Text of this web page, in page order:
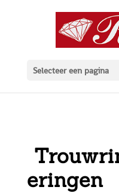
Selecteer een pagina
eringen